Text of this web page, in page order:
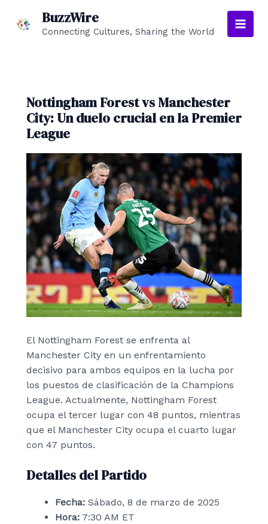
contenido
BuzzWire
Connecting Cultures, Sharing the World
Main
Nottingham Forest vs Manchester
City: Un duelo crucial en la Premier
League
El Nottingham Forest se enfrenta al
Manchester City en un enfrentamiento
decisivo para ambos equipos en la lucha por
los puestos de clasificación de la Champions
League. Actualmente, Nottingham Forest
ocupa el tercer lugar con 48 puntos, mientras
que el Manchester City ocupa el cuarto lugar
con 47 puntos.
Detalles del Partido
Fecha: Sábado, 8 de marzo de 2025
Hora: 7:30 AM ET